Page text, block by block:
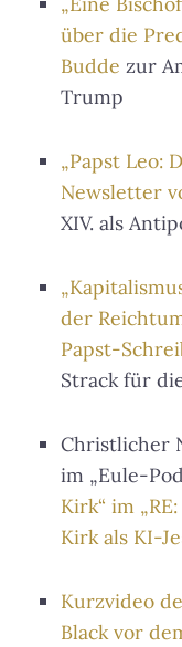
über die
Budde zur
Trump
„Papst Leo:
Newsletter
XIV. als
der
Papst-
Strack für
Christlicher
im „Eule-
Kirk“ im
Kirk als KI-
Kurzvideo
Black vor